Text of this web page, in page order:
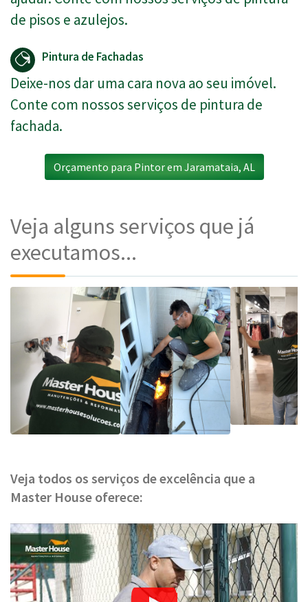
de pisos e azulejos.
Pintura de Fachadas
Deixe-nos dar uma cara nova ao seu imóvel.
Conte com nossos serviços de pintura de
fachada.
Orçamento para Pintor em Jaramataia, AL
Veja alguns serviços que já
executamos...
Veja todos os serviços de excelência que a
Master House oferece: